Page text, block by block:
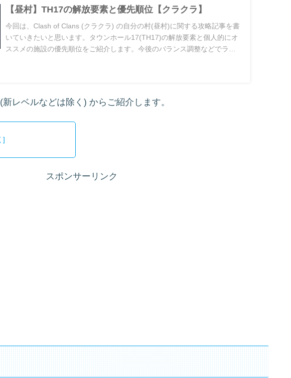
【昼村】TH17の解放要素と優先順位【クラクラ】
今回は、Clash of Clans (クラクラ) の自分の村(昼村)に関する攻略記事を書
いていきたいと思います。タウンホール17(TH17)の解放要素と個人的にオ
ススメの施設の優先順位をご紹介します。今後のバランス調整などでラン
(新レベルなどは除く) からご紹介します。
スポンサーリンク